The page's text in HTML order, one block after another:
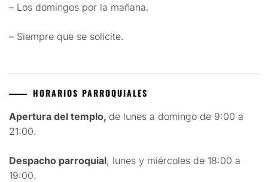
– Los domingos por la mañana.
– Siempre que se solicite.
HORARIOS PARROQUIALES
Apertura del templo, de lunes a domingo de 9:00 a
21:00.
Despacho parroquial, lunes y miércoles de 18:00 a
19:00.